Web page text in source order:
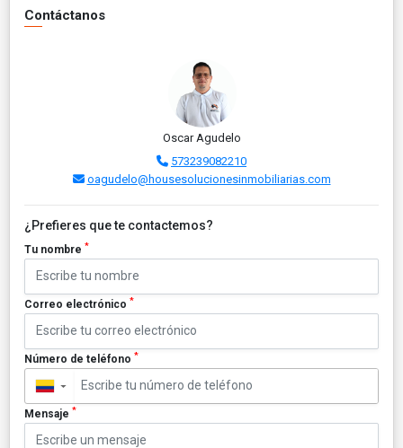
Contáctanos
Oscar Agudelo
573239082210
oagudelo@housesolucionesinmobiliarias.com
¿Prefieres que te contactemos?
Tu nombre *
Correo electrónico *
Número de teléfono *
▼
Mensaje *